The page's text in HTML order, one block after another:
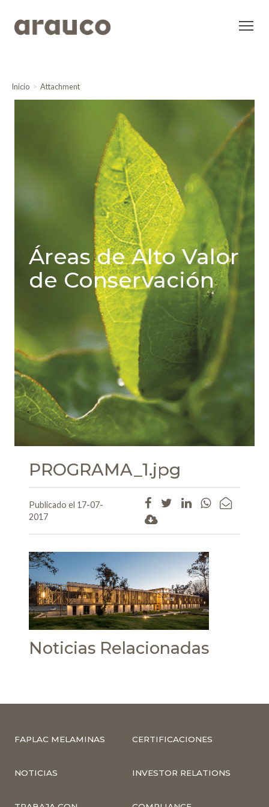
Inicio Attachment
Áreas de Alto Valor
de Conservación
PROGRAMA_1.jpg
Publicado el 17-07-
2017
Noticias Relacionadas
FAPLAC MELAMINAS CERTIFICACIONES
NOTICIAS INVESTOR RELATIONS